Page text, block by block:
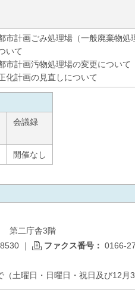
市計画ごみ処理場（一般廃棄物処
いて
市計画汚物処理場の変更について
化計画の見直しについて
会議録
開催なし
第二庁舎3階
｜ ファクス番号： 0166-
土曜日・日曜日・祝日及び12月